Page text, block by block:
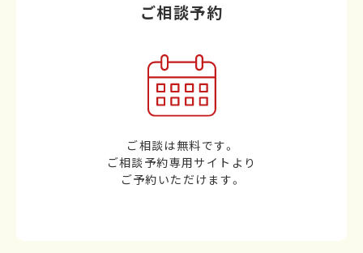
ご相談予約
ご相談は無料です。
ご相談予約専用サイトより
ご予約いただけます。